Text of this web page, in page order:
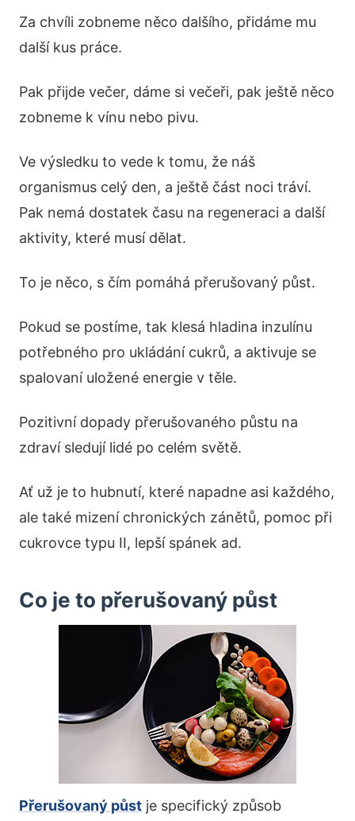
Za chvíli zobneme něco dalšího, přidáme mu
další kus práce.
Pak přijde večer, dáme si večeři, pak ještě něco
zobneme k vínu nebo pivu.
Ve výsledku to vede k tomu, že náš
organismus celý den, a ještě část noci tráví.
Pak nemá dostatek času na regeneraci a další
aktivity, které musí dělat.
To je něco, s čím pomáhá přerušovaný půst.
Pokud se postíme, tak klesá hladina inzulínu
potřebného pro ukládání cukrů, a aktivuje se
spalovaní uložené energie v těle.
Pozitivní dopady přerušovaného půstu na
zdraví sledují lidé po celém světě.
Ať už je to hubnutí, které napadne asi každého,
ale také mizení chronických zánětů, pomoc při
cukrovce typu II, lepší spánek ad.
Co je to přerušovaný půst
Přerušovaný půst je specifický způsob